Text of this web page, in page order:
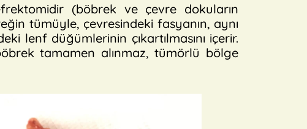
(böbrek ve çevre dokuların
tümüyle, çevresindeki fasyanın, aynı
lenf düğümlerinin çıkartılmasını içerir.
tamamen alınmaz, tümörlü bölge